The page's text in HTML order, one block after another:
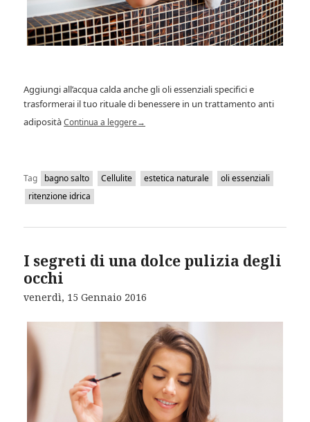
Aggiungi all’acqua calda anche gli oli essenziali specifici e
trasformerai il tuo rituale di benessere in un trattamento anti
adipositàContinua a leggere→
Tag bagno salto Cellulite estetica naturale
oli essenziali
ritenzione idrica
I segreti di una dolce pulizia degli
occhi
venerdì, 15 Gennaio 2016